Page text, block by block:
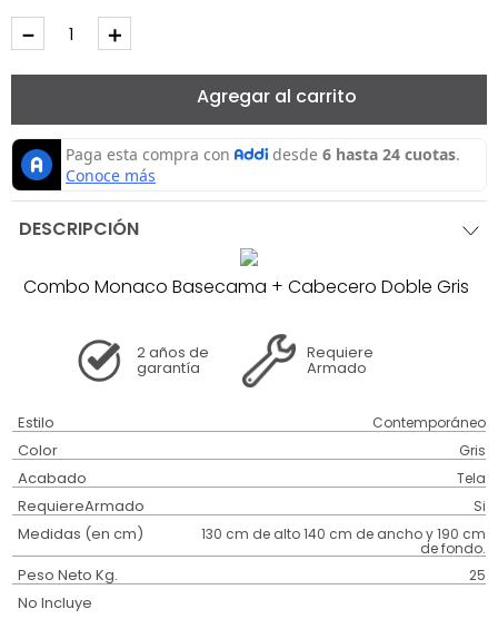
＋
－
Agregar al carrito
DESCRIPCIÓN
Combo Monaco Basecama + Cabecero Doble Gris
2 años de
garantía
Requiere
Armado
Estilo Contemporáneo
Color Gris
Acabado Tela
RequiereArmado Si
Medidas (en cm) 130 cm de alto 140 cm de ancho y 190 cm
de fondo.
Peso Neto Kg. 25
No Incluye